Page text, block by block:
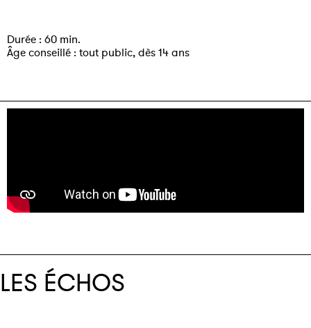
Durée : 60 min.
Âge conseillé : tout public, dès 14 ans
LES ÉCHOS